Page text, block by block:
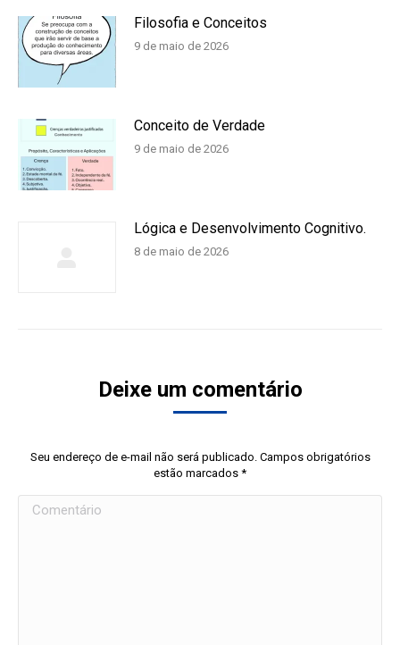
Filosofia e Conceitos
9 de maio de 2026
Conceito de Verdade
9 de maio de 2026
Lógica e Desenvolvimento Cognitivo.
8 de maio de 2026
Deixe um comentário
Seu endereço de e-mail não será publicado. Campos obrigatórios
estão marcados *
Comentário